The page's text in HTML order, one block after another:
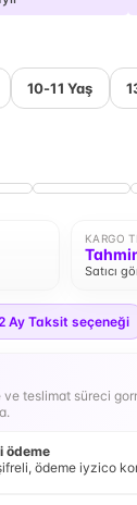
10-11 Yaş
KARGO
Satıcı
Ay Taksit seçeneği
ve teslimat süreci
ödeme
ödeme iyzico